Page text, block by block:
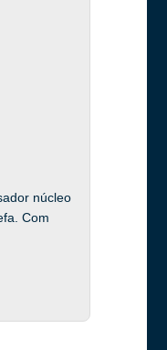
núcleo
Com